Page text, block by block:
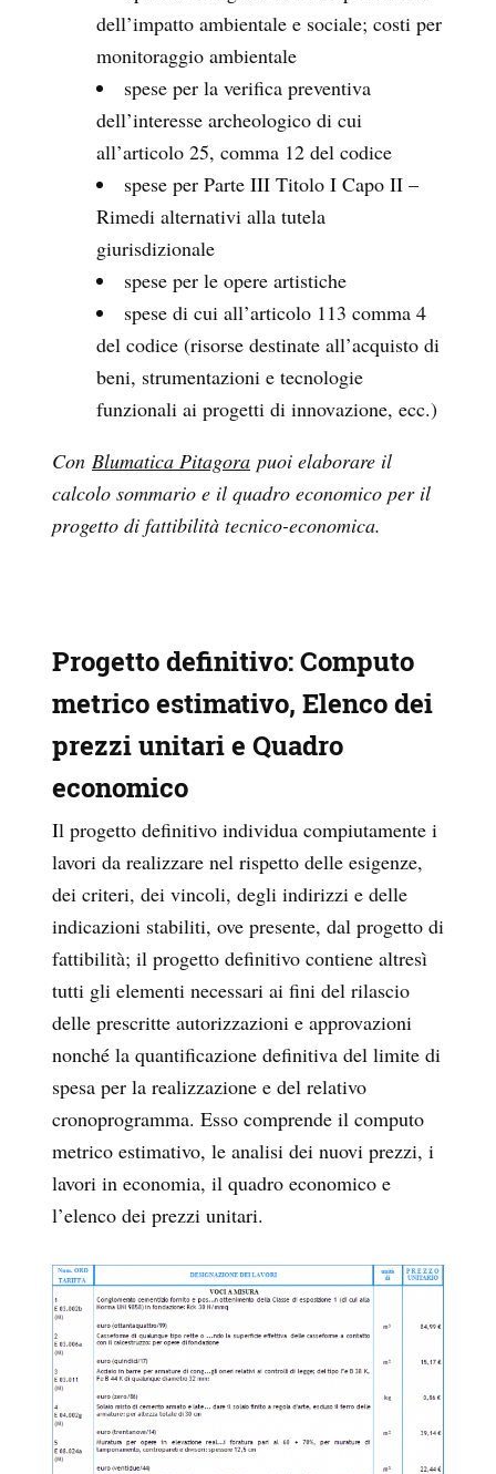
dell’impatto ambientale e sociale; costi per
monitoraggio ambientale
spese per la verifica preventiva
dell’interesse archeologico di cui
all’articolo 25, comma 12 del codice
spese per Parte III Titolo I Capo II –
Rimedi alternativi alla tutela
giurisdizionale
spese per le opere artistiche
spese di cui all’articolo 113 comma 4
del codice (risorse destinate all’acquisto di
beni, strumentazioni e tecnologie
funzionali ai progetti di innovazione, ecc.)
Con Blumatica Pitagora puoi elaborare il
calcolo sommario e il quadro economico per il
progetto di fattibilità tecnico-economica.
Progetto definitivo: Computo
metrico estimativo, Elenco dei
prezzi unitari e Quadro
economico
Il progetto definitivo individua compiutamente i
lavori da realizzare nel rispetto delle esigenze,
dei criteri, dei vincoli, degli indirizzi e delle
indicazioni stabiliti, ove presente, dal progetto di
fattibilità; il progetto definitivo contiene altresì
tutti gli elementi necessari ai fini del rilascio
delle prescritte autorizzazioni e approvazioni
nonché la quantificazione definitiva del limite di
spesa per la realizzazione e del relativo
cronoprogramma. Esso comprende il computo
metrico estimativo, le analisi dei nuovi prezzi, i
lavori in economia, il quadro economico e
l’elenco dei prezzi unitari.